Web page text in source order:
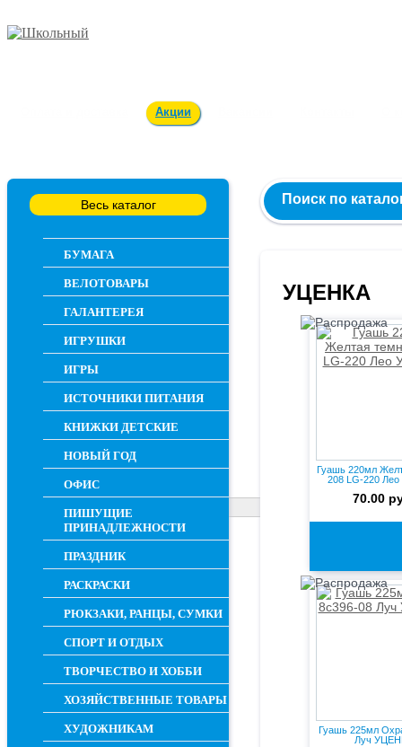
Акции
Весь каталог
БУМАГА
ВЕЛОТОВАРЫ
ГАЛАНТЕРЕЯ
ИГРУШКИ
ИГРЫ
ИСТОЧНИКИ ПИТАНИЯ
КНИЖКИ ДЕТСКИЕ
НОВЫЙ ГОД
ОФИС
ПИШУЩИЕ
ПРИНАДЛЕЖНОСТИ
ПРАЗДНИК
РАСКРАСКИ
РЮКЗАКИ, РАНЦЫ, СУМКИ
СПОРТ И ОТДЫХ
ТВОРЧЕСТВО И ХОББИ
ХОЗЯЙСТВЕННЫЕ ТОВАРЫ
ХУДОЖНИКАМ
Поиск по
УЦЕНКА
Гуашь 220мл
208 LG-220
70.00
Гуашь 225мл
Луч